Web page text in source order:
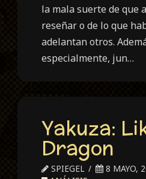
la mala suerte de que
reseñar o de lo que
adelantan otros.
especialmente, jun…
Yakuza:
Dragon
SPIEGEL
8 MAYO,